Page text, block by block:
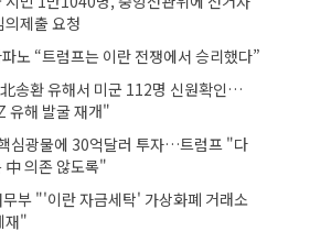
의제출 요청
노 “트럼프는 이란 전쟁에서 승리했다”
송환 유해서 미군 112명 신원확인…
유해 발굴 재개"
심광물에 30억달러 투자…트럼프 "다
中 의존 않도록"
부 "'이란 자금세탁' 가상화폐 거래소
재"